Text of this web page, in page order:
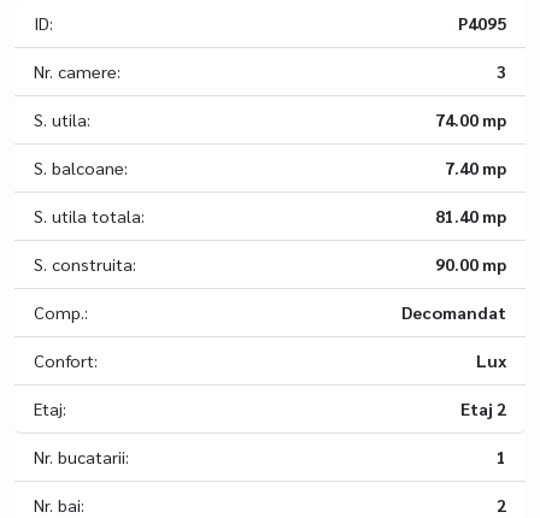
ID: P4095
Nr. camere: 3
S. utila: 74.00 mp
S. balcoane: 7.40 mp
S. utila totala: 81.40 mp
S. construita: 90.00 mp
Comp.: Decomandat
Confort: Lux
Etaj: Etaj 2
Nr. bucatarii: 1
Nr. bai: 2